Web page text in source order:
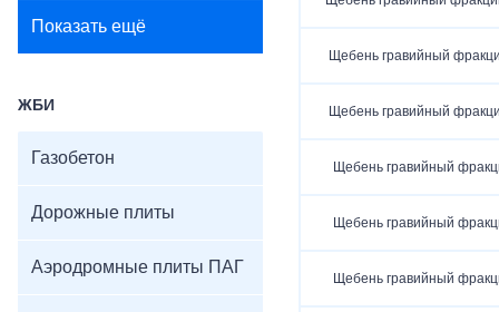
Показать ещё
ЖБИ
Газобетон
Дорожные плиты
Аэродромные плиты ПАГ
Щебень гравийный
Щебень гравийный
Щебень гравийный
Щебень гравийный
Щебень гравийный